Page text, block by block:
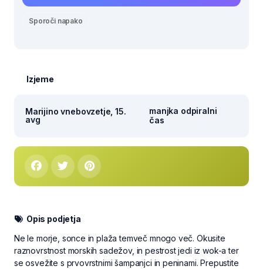
Sporoči napako
Izjeme
Marijino vnebovzetje, 15.
avg
manjka odpiralni
čas
Opis podjetja
Ne le morje, sonce in plaža temveč mnogo več. Okusite
raznovrstnost morskih sadežov, in pestrost jedi iz wok-a ter
se osvežite s prvovrstnimi šampanjci in peninami. Prepustite